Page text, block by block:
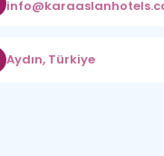
Aydın, Türkiye